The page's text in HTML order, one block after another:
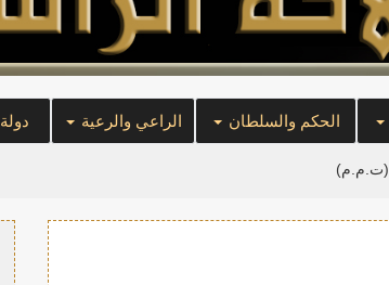
الحكم والسلطان الراعي والرعية
(ت.م.م)